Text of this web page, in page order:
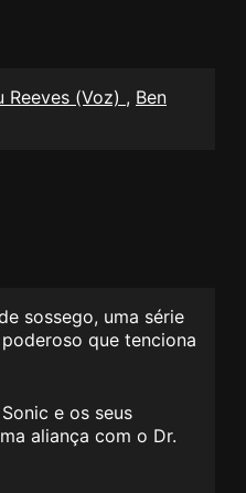
Reeves (Voz) , Ben
sossego, uma série
que tenciona
e os seus
aliança com o Dr.